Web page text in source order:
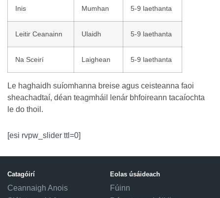
Inis Mumhan 5-9 laethanta
Leitir Ceanainn Ulaidh 5-9 laethanta
Na Sceirí Laighean 5-9 laethanta
Le haghaidh suíomhanna breise agus ceisteanna faoi
sheachadtaí, déan teagmháil lenár bhfoireann tacaíochta
le do thoil.
[esi rvpw_slider ttl=0]
Catagóirí
Ceannaigh Anois
Eolas úsáideach
Fúinn